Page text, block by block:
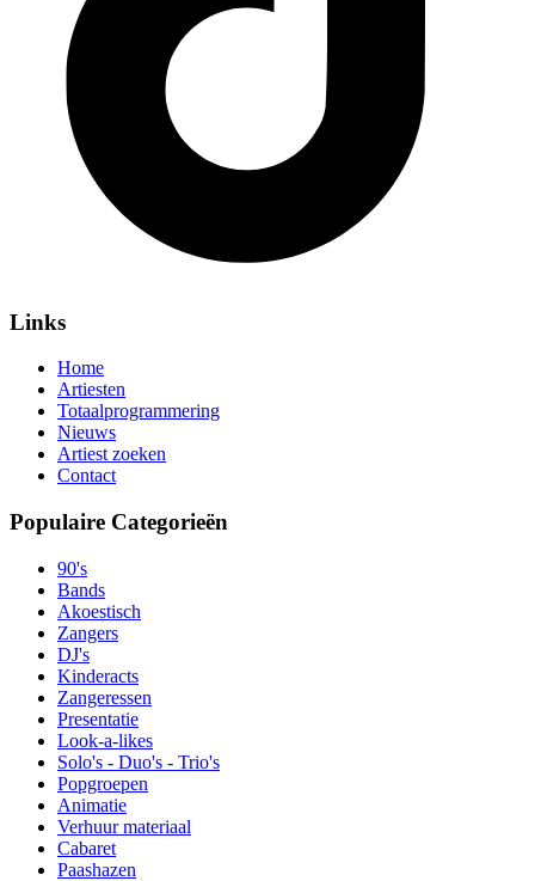
Links
Home
Artiesten
Totaalprogrammering
Nieuws
Artiest zoeken
Contact
Populaire Categorieën
90's
Bands
Akoestisch
Zangers
DJ's
Kinderacts
Zangeressen
Presentatie
Look-a-likes
Solo's - Duo's - Trio's
Popgroepen
Animatie
Verhuur materiaal
Cabaret
Paashazen